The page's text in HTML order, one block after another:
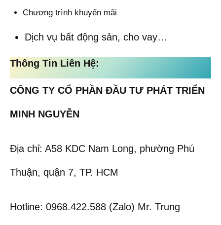
Chương trình khuyến mãi
Dịch vụ bất động sản, cho vay…
Thông Tin Liên Hệ:
CÔNG TY CỔ PHẦN ĐẦU TƯ PHÁT TRIỂN
MINH NGUYỄN
Địa chỉ: A58 KDC Nam Long, phường Phú
Thuận, quận 7, TP. HCM
Hotline: 0968.422.588 (Zalo) Mr. Trung